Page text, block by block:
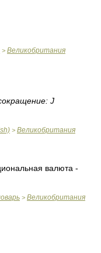
> Великобритания
J
> Великобритания
валюта -
> Великобритания